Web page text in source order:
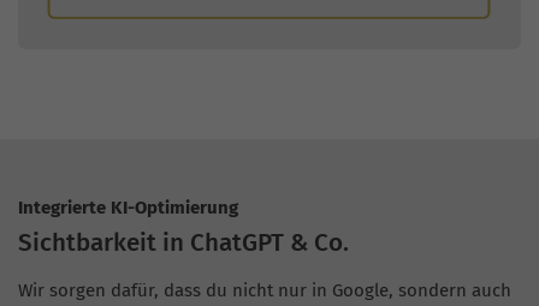
Integrierte KI-Optimierung
Sichtbarkeit in ChatGPT & Co.
Wir sorgen dafür, dass du nicht nur in Google, sondern auch